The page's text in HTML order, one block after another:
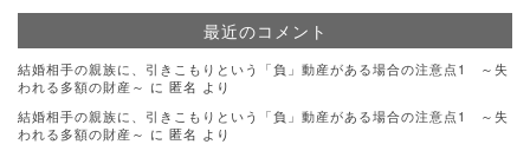
最近のコメント
結婚相手の親族に、引きこもりという「負」動産がある場合の注意点1 ～失
われる多額の財産～ に 匿名 より
結婚相手の親族に、引きこもりという「負」動産がある場合の注意点1 ～失
われる多額の財産～ に 匿名 より